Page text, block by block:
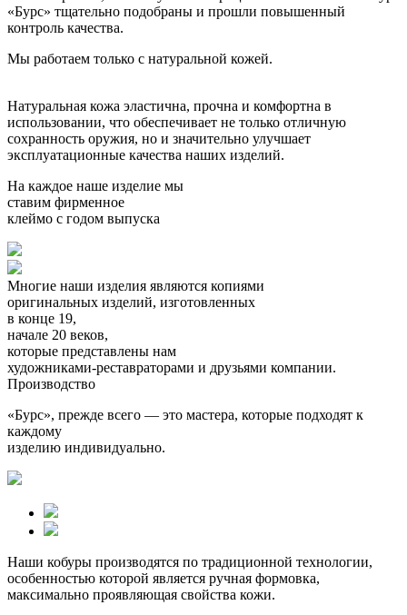
«Бурс» тщательно подобраны и прошли повышенный
контроль качества.
Мы работаем только с натуральной кожей.
Натуральная кожа эластична, прочна и комфортна в
использовании, что обеспечивает не только отличную
сохранность оружия, но и значительно улучшает
эксплуатационные качества наших изделий.
На каждое наше изделие мы
ставим фирменное
клеймо с годом выпуска
Многие наши изделия являются копиями
оригинальных изделий, изготовленных
в конце 19,
начале 20 веков,
которые представлены нам
художниками-реставраторами и друзьями компании.
Производство
«Бурс», прежде всего — это мастера, которые подходят к
каждому
изделию индивидуально.
Наши кобуры производятся по традиционной технологии,
особенностью которой является ручная формовка,
максимально проявляющая свойства кожи.